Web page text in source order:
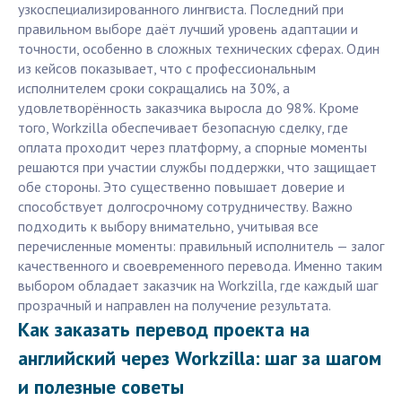
узкоспециализированного лингвиста. Последний при
правильном выборе даёт лучший уровень адаптации и
точности, особенно в сложных технических сферах. Один
из кейсов показывает, что с профессиональным
исполнителем сроки сокращались на 30%, а
удовлетворённость заказчика выросла до 98%. Кроме
того, Workzilla обеспечивает безопасную сделку, где
оплата проходит через платформу, а спорные моменты
решаются при участии службы поддержки, что защищает
обе стороны. Это существенно повышает доверие и
способствует долгосрочному сотрудничеству. Важно
подходить к выбору внимательно, учитывая все
перечисленные моменты: правильный исполнитель — залог
качественного и своевременного перевода. Именно таким
выбором обладает заказчик на Workzilla, где каждый шаг
прозрачный и направлен на получение результата.
Как заказать перевод проекта на
английский через Workzilla: шаг за шагом
и полезные советы